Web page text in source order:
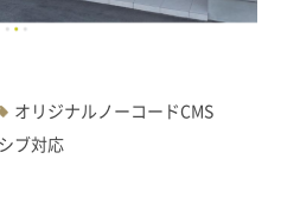
オリジナルノーコードCMS
ブ対応